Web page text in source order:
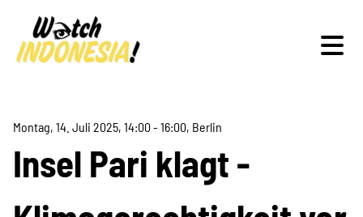
Schwerpunkte
Montag, 14. Juli 2025, 14:00 - 16:00, Berlin
Insel Pari klagt -